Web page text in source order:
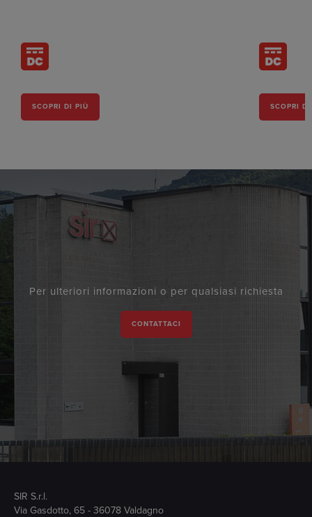
SCOPRI DI PIÙ SCOPRI
Per ulteriori informazioni o per qualsiasi richiesta
CONTATTACI
SIR S.r.l.
Via Gasdotto, 65 - 36078 Valdagno